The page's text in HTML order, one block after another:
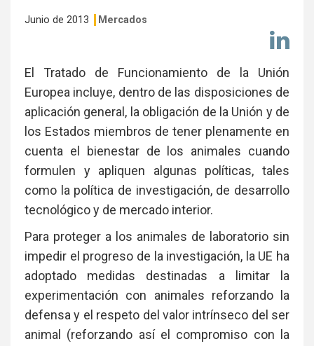
Junio de 2013 Mercados
El Tratado de Funcionamiento de la Unión
Europea incluye, dentro de las disposiciones de
aplicación general, la obligación de la Unión y de
los Estados miembros de tener plenamente en
cuenta el bienestar de los animales cuando
formulen y apliquen algunas políticas, tales
como la política de investigación, de desarrollo
tecnológico y de mercado interior.
Para proteger a los animales de laboratorio sin
impedir el progreso de la investigación, la UE ha
adoptado medidas destinadas a limitar la
experimentación con animales reforzando la
defensa y el respeto del valor intrínseco del ser
animal (reforzando así el compromiso con la